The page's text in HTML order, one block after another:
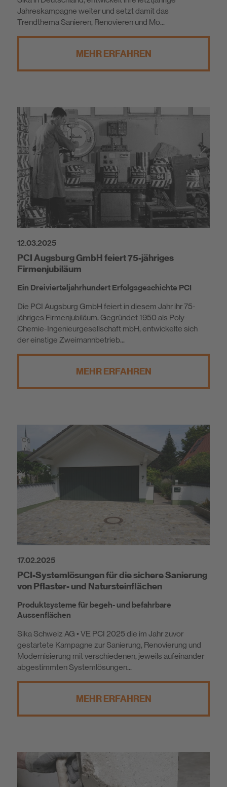
Jahreskampagne weiter und setzt damit das
Trendthema Sanieren, Renovieren und Mo...
MEHR ERFAHREN
12.03.2025
PCI Augsburg GmbH feiert 75-jähriges
Firmenjubiläum
Ein Dreivierteljahrhundert Erfolgsgeschichte PCI
Die PCI Augsburg GmbH feiert in diesem Jahr ihr 75-
jähriges Firmenjubiläum. Gegründet 1950 als Poly-
Chemie-Ingenieurgesellschaft mbH, entwickelte sich
der einstige Zweimannbetrieb...
MEHR ERFAHREN
17.02.2025
PCI-Systemlösungen für die sichere Sanierung
von Pflaster- und Natursteinflächen
Produktsysteme für begeh- und befahrbare
Aussenflächen
Sika Schweiz AG • VE PCI 2025 die im Jahr zuvor
gestartete Kampagne zur Sanierung, Renovierung und
Modernisierung mit verschiedenen, jeweils aufeinander
abgestimmten Systemlösungen...
MEHR ERFAHREN